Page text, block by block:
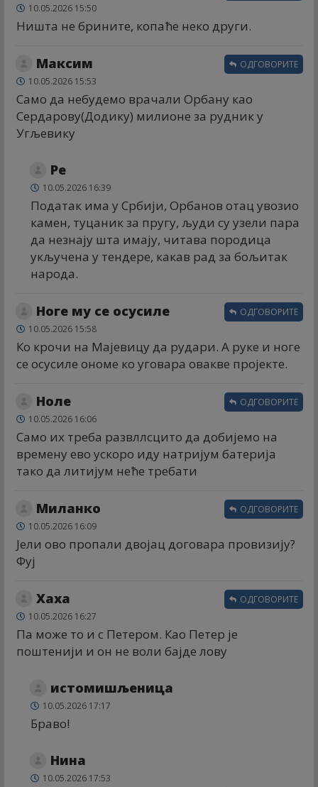
10.05.2026 15:50
Ништа не брините, копаће неко други.
Максим
10.05.2026 15:53
Само да небудемо врачали Орбану као
Сердарову(Додику) милионе за рудник у
Угљевику
ОДГОВОРИТЕ
Ре
10.05.2026 16:39
Податак има у Србији, Орбанов отац увозио
камен, туцаник за пругу, људи су узели пара
да незнају шта имају, читава породица
укључена у тендере, какав рад за бољитак
народа.
Ноге му се осусиле
10.05.2026 15:58
Ко крочи на Мајевицу да рудари. А руке и ноге
се осусиле ономе ко уговара овакве пројекте.
ОДГОВОРИТЕ
Ноле
10.05.2026 16:06
Само их треба развллсцито да добијемо на
времену ево ускоро иду натријум батерија
тако да литијум неће требати
ОДГОВОРИТЕ
Миланко
10.05.2026 16:09
Јели ово пропали двојац договара провизију?
Фуј
ОДГОВОРИТЕ
Хаха
10.05.2026 16:27
Па може то и с Петером. Као Петер је
поштенији и он не воли бајде лову
ОДГОВОРИТЕ
истомишљеница
10.05.2026 17:17
Браво!
Нина
10.05.2026 17:53